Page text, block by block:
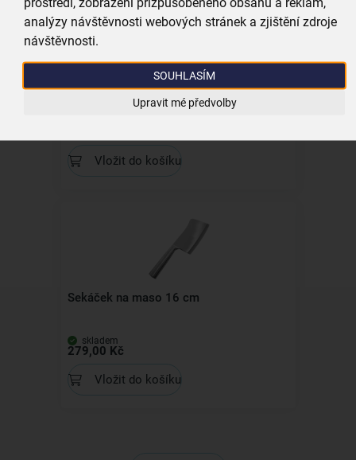
analýzy návštěvnosti webových stránek a zjištění zdroje
návštěvnosti.
SOUHLASÍM
Upravit mé předvolby
Kolíbka na bylinky
Vložit do košíku
Sekáček na maso 16 cm
skladem
279,00 Kč
Vložit do košíku